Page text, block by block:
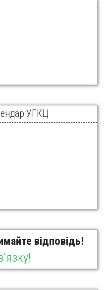
УГКЦ
відповідь!